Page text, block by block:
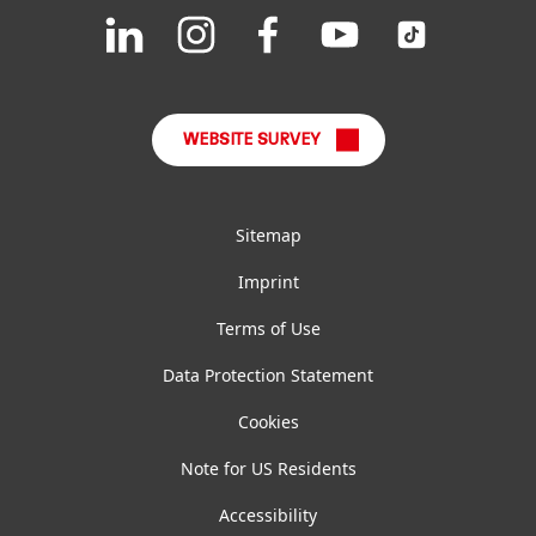
Join
on
Join
on
Join
Join
on
Join
on
WEBSITE SURVEY
Sitemap
Imprint
Terms of Use
Data Protection Statement
Cookies
Note for US Residents
Accessibility